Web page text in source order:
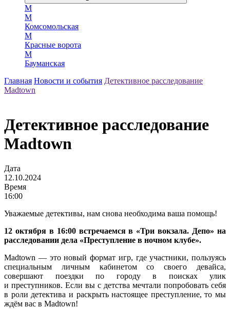
М
М
Комсомольская
М
Красные ворота
М
Бауманская
Главная Новости и события Детективное расследование
Madtown
Детективное расследование
Madtown
Дата
12.10.2024
Время
16:00
Уважаемые детективы, нам снова необходима ваша помощь!
12 октября в 16:00 встречаемся в «Три вокзала. Депо» на
расследовании дела «Преступление в ночном клубе».
Madtown — это новый формат игр, где участники, пользуясь
специальным личным кабинетом со своего девайса,
совершают поездки по городу в поисках улик
и преступников. Если вы с детства мечтали попробовать себя
в роли детектива и раскрыть настоящее преступление, то мы
ждём вас в Madtown!